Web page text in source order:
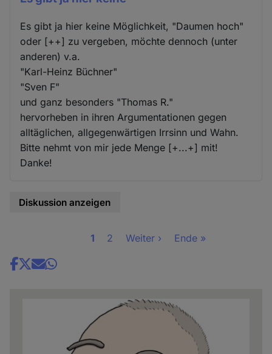
Es gibt ja hier keine Möglichkeit, "Daumen hoch"
oder [++] zu vergeben, möchte dennoch (unter
anderen) v.a.
"Karl-Heinz Büchner"
"Sven F"
und ganz besonders "Thomas R."
hervorheben in ihren Argumentationen gegen
alltäglichen, allgegenwärtigen Irrsinn und Wahn.
Bitte nehmt von mir jede Menge [+...+] mit!
Danke!
Diskussion anzeigen
Seite
1 Seite
2
Nächste
Weiter ›
Letzte
Ende »
Share